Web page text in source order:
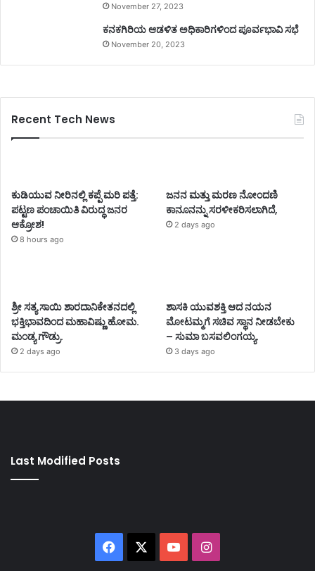
November 27, 2023
ಕನಕಗಿರಿಯ ಆಡಳಿತ ಅಧಿಕಾರಿಗಳಿಂದ ಪೂರ್ವಭಾವಿ ಸಭೆ
November 20, 2023
Recent Tech News
ಕುಡಿಯುವ ನೀರಿನಲ್ಲಿ ಕಪ್ಪೆ ಮರಿ ಪತ್ತೆ:
ಪಟ್ಟಣ ಪಂಚಾಯಿತಿ ವಿರುದ್ಧ ಜನರ
ಆಕ್ರೋಶ!
8 hours ago
ಜನನ ಮತ್ತು ಮರಣ ನೋಂದಣಿ
ಕಾನೂನನ್ನು ಸರಳೀಕರಿಸಲಾಗಿದೆ,
2 days ago
ಶ್ರೀ ಸತ್ಯ ಸಾಯಿ ಶಾರದಾನಿಕೇತನದಲ್ಲಿ
ಭಕ್ತಿಭಾವದಿಂದ ಮಹಾವಿಷ್ಣು ಹೋಮ.
ಮಂಡ್ಯ ಗೌಡ್ರು.
2 days ago
ಶಾಸಕಿ ಯುವಶಕ್ತಿ ಆದ ನಯನ
ಮೋಟಮ್ಮಗೆ ಸಚಿವ ಸ್ಥಾನ ನೀಡಬೇಕು
– ಸುಮಾ ಬಸವಲಿಂಗಯ್ಯ.
3 days ago
Last Modified Posts
Facebook YouTubeInstagram